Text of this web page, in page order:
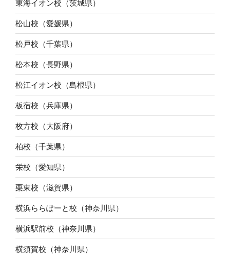
東海イオン校（茨城県）
松山校（愛媛県）
松戸校（千葉県）
松本校（長野県）
松江イオン校（島根県）
板宿校（兵庫県）
枚方校（大阪府）
柏校（千葉県）
栄校（愛知県）
栗東校（滋賀県）
横浜ららぽーと校（神奈川県）
横浜駅前校（神奈川県）
横須賀校（神奈川県）